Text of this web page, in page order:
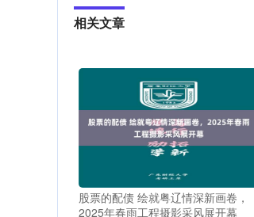
相关文章
股票的配债 绘就粤辽情深新画卷，
2025年春雨工程摄影采风展开幕